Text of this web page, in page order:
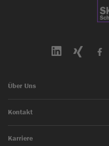
Über Uns
Kontakt
Karriere